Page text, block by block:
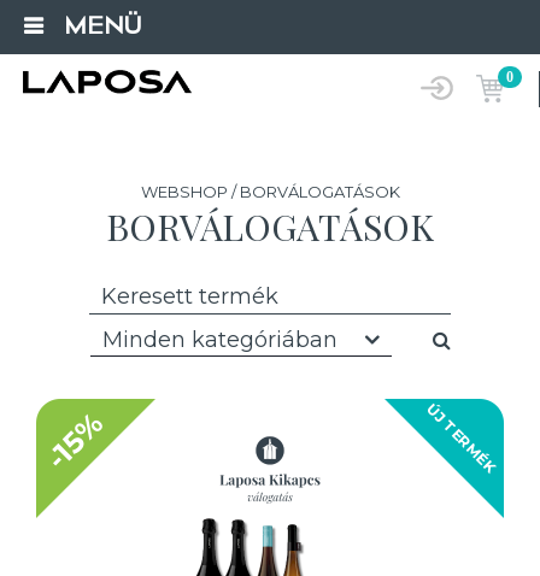
MENÜ
0
WEBSHOP / BORVÁLOGATÁSOK
BORVÁLOGATÁSOK
Minden kategóriában
ÚJ TERMÉK
-15%